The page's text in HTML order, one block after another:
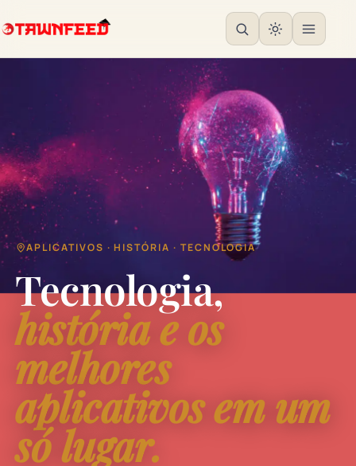
APLICATIVOS · HISTÓRIA · TECNOLOGIA
Tecnologia,
história e os
melhores
aplicativos em um
só lugar.